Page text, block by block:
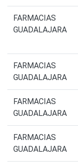
FARMACIAS
GUADALAJARA
FARMACIAS
GUADALAJARA
FARMACIAS
GUADALAJARA
FARMACIAS
GUADALAJARA